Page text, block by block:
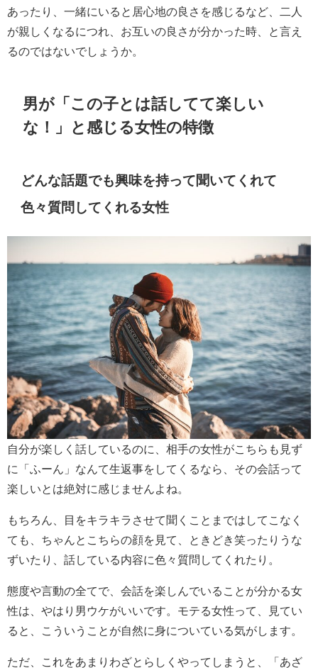
あったり、一緒にいると居心地の良さを感じるなど、二人
が親しくなるにつれ、お互いの良さが分かった時、と言え
るのではないでしょうか。
男が「この子とは話してて楽しい
な！」と感じる女性の特徴
どんな話題でも興味を持って聞いてくれて
色々質問してくれる女性
自分が楽しく話しているのに、相手の女性がこちらも見ず
に「ふーん」なんて生返事をしてくるなら、その会話って
楽しいとは絶対に感じませんよね。
もちろん、目をキラキラさせて聞くことまではしてこなく
ても、ちゃんとこちらの顔を見て、ときどき笑ったりうな
ずいたり、話している内容に色々質問してくれたり。
態度や言動の全てで、会話を楽しんでいることが分かる女
性は、やはり男ウケがいいです。モテる女性って、見てい
ると、こういうことが自然に身についている気がします。
ただ、これをあまりわざとらしくやってしまうと、「あざ